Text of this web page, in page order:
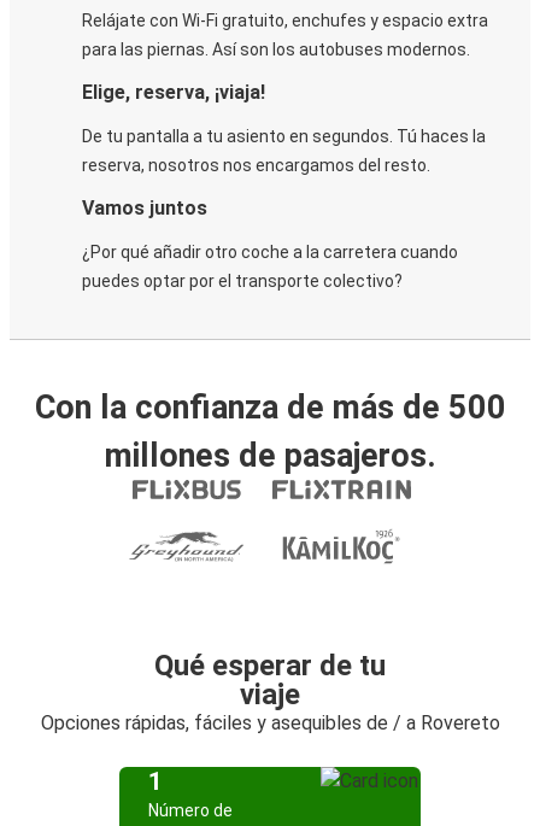
Relájate con Wi-Fi gratuito, enchufes y espacio extra
para las piernas. Así son los autobuses modernos.
Elige, reserva, ¡viaja!
De tu pantalla a tu asiento en segundos. Tú haces la
reserva, nosotros nos encargamos del resto.
Vamos juntos
¿Por qué añadir otro coche a la carretera cuando
puedes optar por el transporte colectivo?
Con la confianza de más de 500
millones de pasajeros.
Qué esperar de tu
viaje
Opciones rápidas, fáciles y asequibles de / a Rovereto
1
Número de